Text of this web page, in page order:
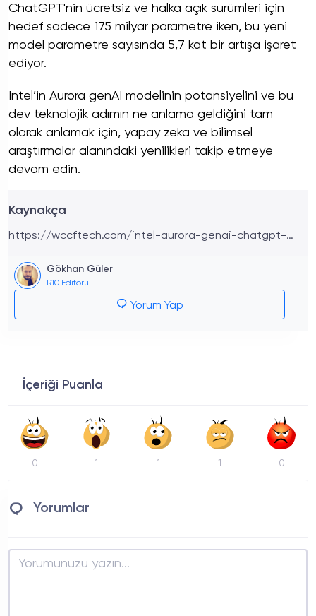
ChatGPT'nin ücretsiz ve halka açık sürümleri için
hedef sadece 175 milyar parametre iken, bu yeni
model parametre sayısında 5,7 kat bir artışa işaret
ediyor.
Intel’in Aurora genAI modelinin potansiyelini ve bu
dev teknolojik adımın ne anlama geldiğini tam
olarak anlamak için, yapay zeka ve bilimsel
araştırmalar alanındaki yenilikleri takip etmeye
devam edin.
Kaynakça
https://wccftech.com/intel-aurora-genai-chatgpt-
parameters/Gökhan Güler
R10 Editörü
Yorum Yap
İçeriği Puanla
0 1 1 1 0
Yorumlar